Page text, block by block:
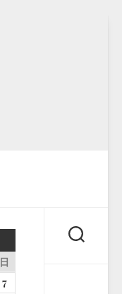
日
7